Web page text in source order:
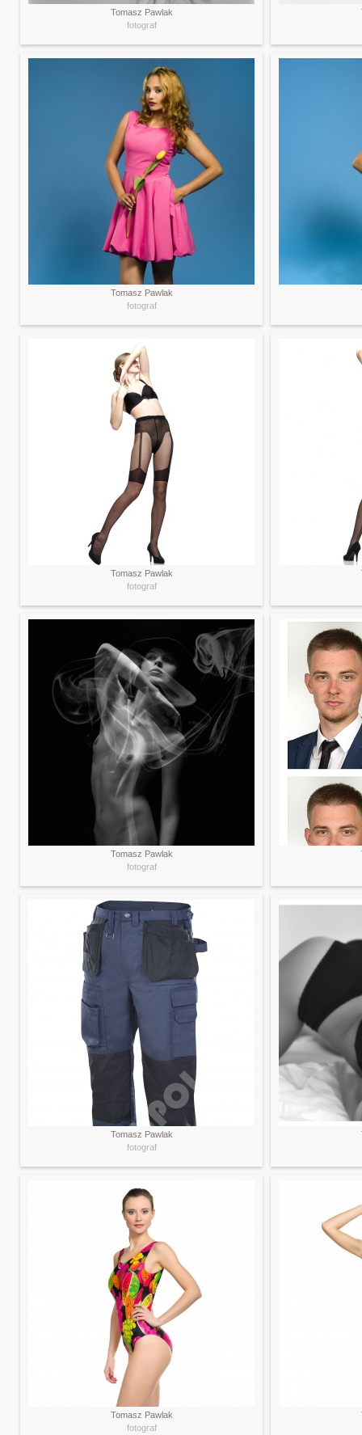
Tomasz Pawlak
fotograf
Tomasz Pawlak
fotograf
Tomasz Pawlak
fotograf
Tomasz Pawlak
fotograf
Tomasz Pawlak
fotograf
Tomasz Pawlak
fotograf